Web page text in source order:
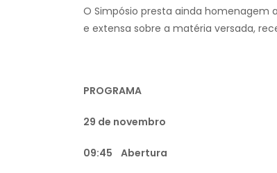
O Simpósio presta ainda homenagem
e extensa sobre a matéria versada,
PROGRAMA
29 de novembro
09:45 Abertura